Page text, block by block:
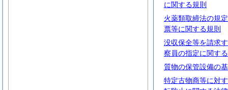
に関する規則
火薬類取締法の規
票等に関する規則
没収保全等を請求
察員の指定に関す
質物の保管設備の
特定古物商等に対